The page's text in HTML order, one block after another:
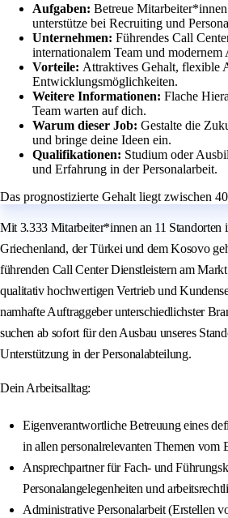
Aufgaben: Betreue
unterstütze bei Recruiting und
Unternehmen: Führendes Call
internationalem Team und modernem
Vorteile: Attraktives Gehalt, flexible
Entwicklungsmöglichkeiten.
Weitere Informationen: Flache
Team warten auf dich.
Warum dieser Job: Gestalte die
und bringe deine Ideen ein.
Qualifikationen: Studium oder
und Erfahrung in der Personalarbeit.
Das prognostizierte Gehalt liegt zwischen
Mit 3.333 Mitarbeiter*innen an 11 Standorten
Griechenland, der Türkei und dem Kosovo
führenden Call Center Dienstleistern am
qualitativ hochwertigen Vertrieb und
namhafte Auftraggeber unterschiedlichster
suchen ab sofort für den Ausbau unseres
Unterstützung in der Personalabteilung.
Dein Arbeitsalltag:
Eigenverantwortliche Betreuung eines
in allen personalrelevanten Themen vom
Ansprechpartner für Fach- und
Personalangelegenheiten und
Administrative Personalarbeit (Erstellen